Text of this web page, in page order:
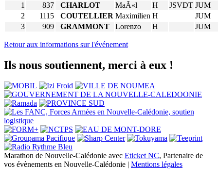
1
837 CHARLOT MaÃ«l H JSVDT JUM
2
1115 COUTELLIER Maximilien H
JUM
3
909 GRAMMONT Lorenzo H JUM
Retour aux informations sur l'événement
Ils nous soutiennent, merci à eux !
Marathon de Nouvelle-Calédonie avec Eticket NC, Partenaire de
vos évènements en Nouvelle-Calédonie | Mentions légales